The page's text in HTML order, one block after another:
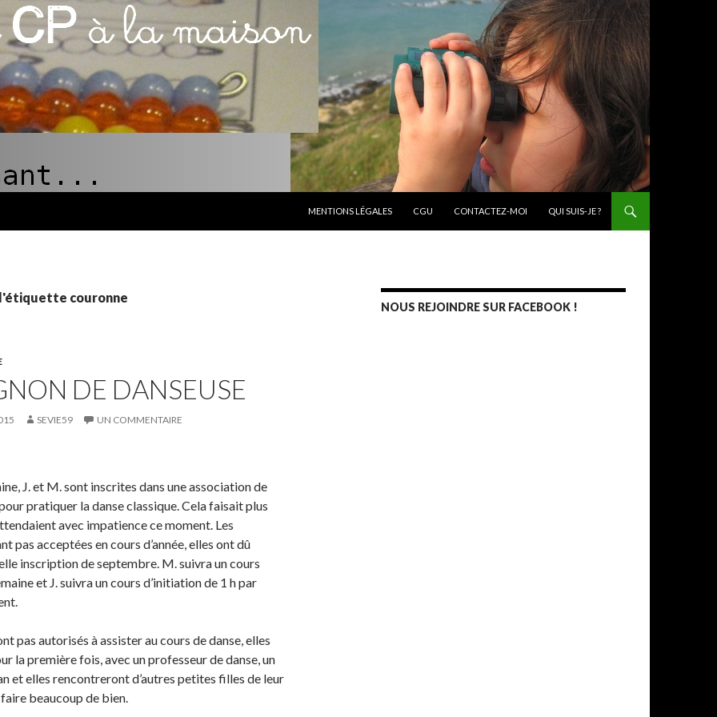
MENTIONS LÉGALES
CGU CONTACTEZ-MOI QUI SUIS-JE ?
couronne
DE DANSEUSE
SEVIE59 UN COMMENTAIRE
J. et M. sont inscrites dans une association de
pratiquer la danse classique. Cela faisait plus
avec impatience ce moment. Les
pas acceptées en cours d’année, elles ont dû
inscription de septembre. M. suivra un cours
et J. suivra un cours d’initiation de 1 h par
pas autorisés à assister au cours de danse, elles
la première fois, avec un professeur de danse, un
et elles rencontreront d’autres petites filles de leur
beaucoup de bien.
NOUS REJOINDRE SUR FACEBOOK !